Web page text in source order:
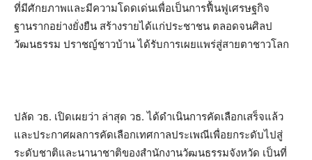
ที่มีศักยภาพและมีความโดดเด่นเพื่อเป็นการฟื้นฟูเศรษฐกิจ
ฐานรากอย่างยั่งยืน สร้างรายได้แก่ประชาชน ตลอดจนศิลป
วัฒนธรรม ปราชญ์ชาวบ้าน ได้รับการเผยแพร่สู่สายตาชาวโลก
ปลัด วธ. เปิดเผยว่า ล่าสุด วธ. ได้ดำเนินการคัดเลือกเสร็จแล้ว
และประกาศผลการคัดเลือกเทศกาลประเพณีเพื่อยกระดับไปสู่
ระดับชาติและนานาชาติของสำนักงานวัฒนธรรมจังหวัด เป็นที่